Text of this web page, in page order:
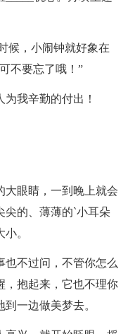
候，小闹钟就好象在
不要忘了哦！”
我辛勤的付出！
眼睛，一到晚上就会
尖的、薄薄的`小耳朵
。
不过问，不管你怎么
，抱起来，它也不理你
一边做美梦去。